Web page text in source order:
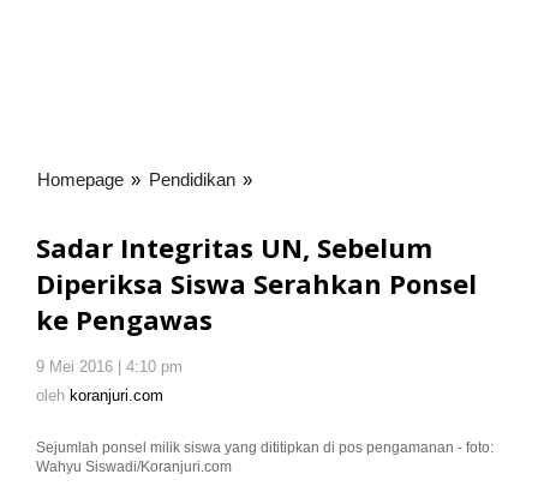
Homepage » Pendidikan »
Sebelum
Diperiksa
Sadar Integritas UN, Sebelum
Diperiksa Siswa Serahkan Ponsel
ke Pengawas
9 Mei 2016 | 4:10 pm
oleh koranjuri.com
Sejumlah ponsel milik siswa yang dititipkan di pos pengamanan - foto:
Wahyu Siswadi/Koranjuri.com